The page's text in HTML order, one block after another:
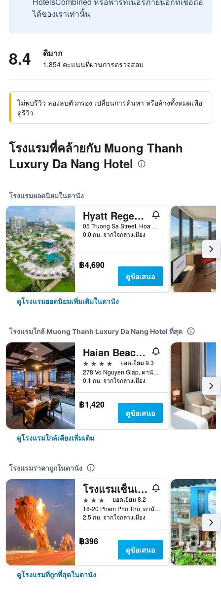
ได้ของเราเท่านั้น
8.4 ดีมาก
1,854 คะแนนที่ผ่านการตรวจสอบ
ไม่พบรีวิว ลองลบตัวกรอง เปลี่ยนการค้นหา หรือล้างทั้งหมดเพื่อ
ดูรีวิว
โรงแรมที่คล้ายกับ Muong Thanh
Luxury Da Nang Hotel
โรงแรมยอดนิยมในดานัง
Hyatt Regency Danang Resort and Spa
05 Truong Sa Street, Hoa Hai Ward, ดานัง, เวียดนาม
0.0 กม. จากใจกลางเมือง
฿4,690
ดูข้อเสนอ
ดูโรงแรมยอดนิยมเพิ่มเติมในดานัง
โรงแรมใกล้ Muong Thanh Luxury Da Nang Hotel ที่สุด
Haian Beach Hotel & Spa
4 ดาว
ยอดเยี่ยม 9.3
278 Vo Nguyen Giap, ดานัง, เวียดนาม
0.1 กม. จากใจกลางเมือง
฿1,420
ดูข้อเสนอ
ดูโรงแรมใกล้เคียงเพิ่มเติม
โรงแรมราคาถูกในดานัง
โรงแรมเซ็นเตอร์
3 ดาว
ยอดเยี่ยม 8.2
18-20 Pham Phu Thu, ดานัง, เวียดนาม
2.5 กม. จากใจกลางเมือง
฿396
ดูข้อเสนอ
ดูโรงแรมที่ถูกที่สุดในดานัง